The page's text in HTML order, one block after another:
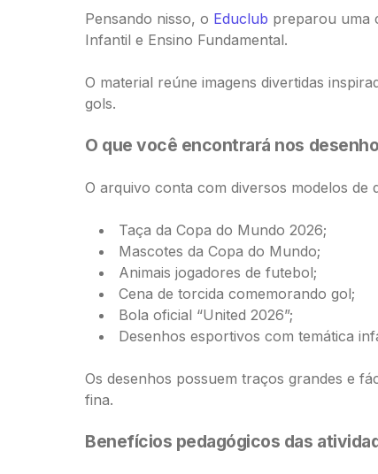
Pensando nisso, o Educlub preparou uma
Infantil e Ensino Fundamental.
O material reúne imagens divertidas
gols.
O que você encontrará nos
O arquivo conta com diversos modelos de
Taça da Copa do Mundo 2026;
Mascotes da Copa do Mundo;
Animais jogadores de futebol;
Cena de torcida comemorando gol;
Bola oficial “United 2026”;
Desenhos esportivos com temática
Os desenhos possuem traços grandes e
fina.
Benefícios pedagógicos das